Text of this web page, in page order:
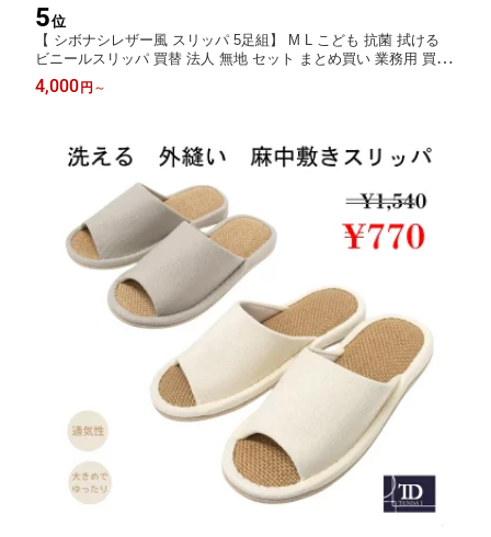
5位
【 シボナシレザー風 スリッパ 5足組】 M L こども 抗菌 拭ける
ビニールスリッパ 買替 法人 無地 セット まとめ買い 業務用 買い
替え 5足セット 来客用 トイレ スリッパラック クリニック 色展開
メンズ レディース キッズ 子供
4,000円 ～